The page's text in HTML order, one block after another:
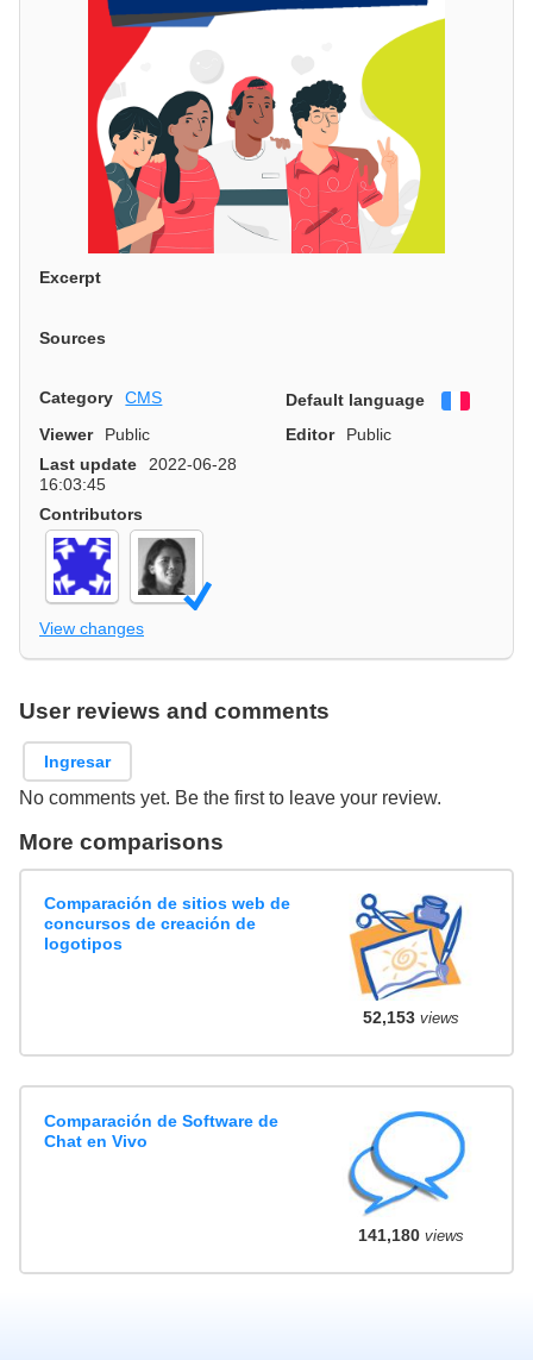
Excerpt
Sources
Category CMS Default language
Viewer
Public Editor
Public
Last update
2022-06-28
16:03:45
Contributors
View changes
User reviews and comments
Ingresar
No comments yet. Be the first to leave your review.
More comparisons
Comparación de sitios web de
concursos de creación de
logotipos
52,153views
Comparación de Software de
Chat en Vivo
141,180views